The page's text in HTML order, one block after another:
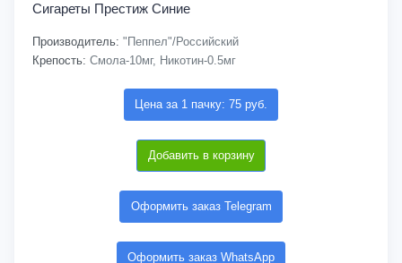
Сигареты Престиж Синие
Производитель: "Пеппел"/Российский
Крепость: Смола-10мг, Никотин-0.5мг
Цена за 1 пачку: 75 руб.
Добавить в корзину
Оформить заказ Telegram
Оформить заказ WhatsApp